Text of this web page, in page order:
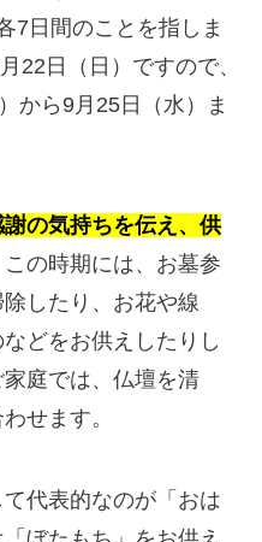
7日間のことを指しま
22日（日）ですので、
から9月25日（水）ま
の気持ちを伝え、供
この時期には、お墓参
したり、お花や線
どをお供えしたりし
庭では、仏壇を清
せます。
代表的なのが「おは